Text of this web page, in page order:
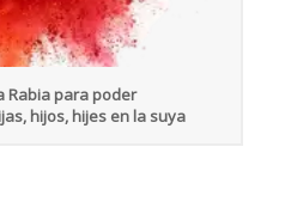
Rabia para poder
hijos, hijes en la suya